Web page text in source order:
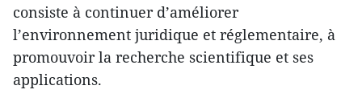
consiste à continuer d’améliorer
l’environnement juridique et réglementaire, à
promouvoir la recherche scientifique et ses
applications.